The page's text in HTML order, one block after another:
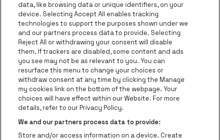
Visitez le site de Europcar
Visitez le site
Visitez le site de Coca-Cola
Visitez le site de Red Bull
Visitez le
Visitez le site de Champagne Pommery
Visitez le site de Le
Visitez le site de Le logo Lillet en
Visitez le site
AFAS Dome fait partie de be•at
AFAS Dome
Schijnpoortweg 119, 2170 Anvers
Be-At Venues
data, like browsing data or unique identifiers, on your
device. Selecting Accept All enables tracking
technologies to support the purposes shown under we
and our partners process data to provide. Selecting
Reject All or withdrawing your consent will disable
them. If trackers are disabled, some content and ads
you see may not be as relevant to you. You can
resurface this menu to change your choices or
withdraw consent at any time by clicking the Manage
my cookies link on the bottom of the webpage. Your
choices will have effect within our Website. For more
details, refer to our Privacy Policy.
We and our partners process data to provide:
Store and/or access information on a device. Create